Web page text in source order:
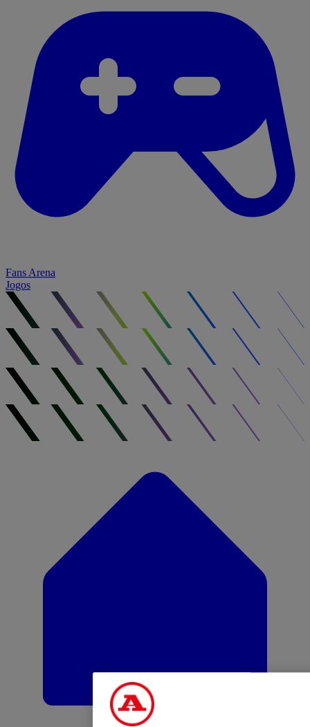
Fans Arena
Jogos